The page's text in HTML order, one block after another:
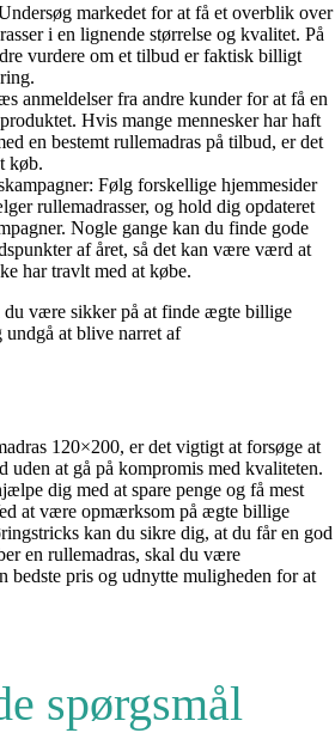
markedet for at få et overblik over
i en lignende størrelse og kvalitet. På
vurdere om et tilbud er faktisk billigt
anmeldelser fra andre kunder for at få en
Hvis mange mennesker har haft
en bestemt rullemadras på tilbud, er det
køb.
Følg forskellige hjemmesider
rullemadrasser, og hold dig opdateret
Nogle gange kan du finde gode
af året, så det kan være værd at
har travlt med at købe.
du være sikker på at finde ægte billige
undgå at blive narret af
120×200, er det vigtigt at forsøge at
uden at gå på kompromis med kvaliteten.
dig med at spare penge og få mest
at være opmærksom på ægte billige
kan du sikre dig, at du får en god
en rullemadras, skal du være
bedste pris og udnytte muligheden for at
spørgsmål